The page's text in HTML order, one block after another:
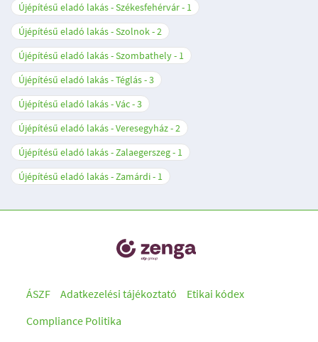
Újépítésű eladó lakás - Székesfehérvár
1
Újépítésű eladó lakás - Szolnok 2
Újépítésű eladó lakás - Szombathely
1
Újépítésű eladó lakás - Téglás 3
Újépítésű eladó lakás - Vác 3
Újépítésű eladó lakás - Veresegyház 2
Újépítésű eladó lakás - Zalaegerszeg
1
Újépítésű eladó lakás - Zamárdi
1
ÁSZF Adatkezelési tájékoztató
Etikai kódex
Compliance Politika